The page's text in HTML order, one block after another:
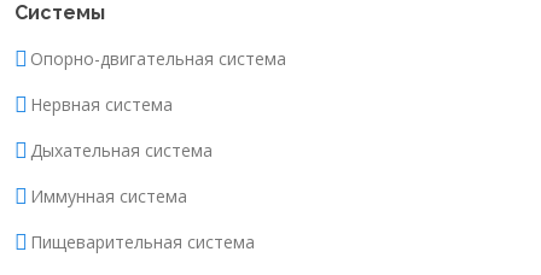
Системы
Опорно-двигательная система
Нервная система
Дыхательная система
Иммунная система
Пищеварительная система